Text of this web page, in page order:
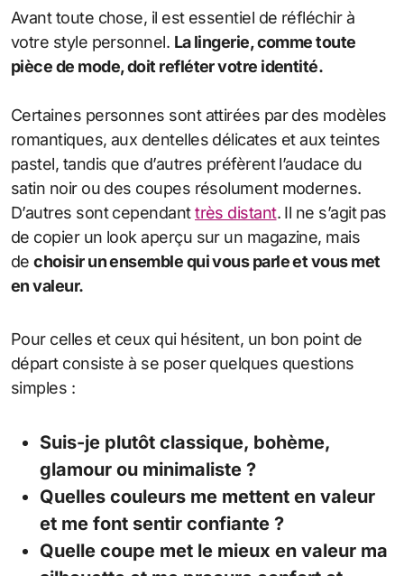
Avant toute chose, il est essentiel de réfléchir à
votre style personnel. La lingerie, comme toute
pièce de mode, doit refléter votre identité.
Certaines personnes sont attirées par des modèles
romantiques, aux dentelles délicates et aux teintes
pastel, tandis que d’autres préfèrent l’audace du
satin noir ou des coupes résolument modernes.
D’autres sont cependanttrès distant. Il ne s’agit pas
de copier un look aperçu sur un magazine, mais
dechoisir un ensemble qui vous parle et vous met
en valeur.
Pour celles et ceux qui hésitent, un bon point de
départ consiste à se poser quelques questions
simples :
Suis-je plutôt classique, bohème,
glamour ou minimaliste ?
Quelles couleurs me mettent en valeur
et me font sentir confiante ?
Quelle coupe met le mieux en valeur ma